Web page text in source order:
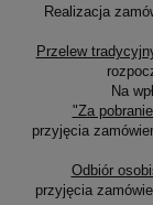
Realizacja
Przelew
Na
"Za
przyjęcia
Odbiór
przyjęcia